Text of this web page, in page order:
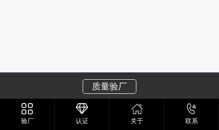
质量验厂
验厂 认证 关于 联系